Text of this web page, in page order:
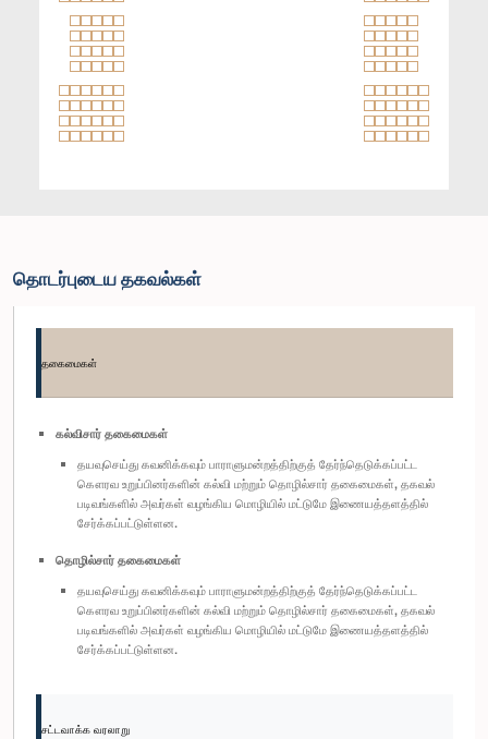
தொடர்புடைய தகவல்கள்
தகைமைகள்
கல்விசார் தகைமைகள்
தயவுசெய்து கவனிக்கவும் பாராளுமன்றத்திற்குத் தேர்ந்தெடுக்கப்பட்ட
கௌரவ உறுப்பினர்களின் கல்வி மற்றும் தொழில்சார் தகைமைகள், தகவல்
படிவங்களில் அவர்கள் வழங்கிய மொழியில் மட்டுமே இணையத்தளத்தில்
சேர்க்கப்பட்டுள்ளன.
தொழில்சார் தகைமைகள்
தயவுசெய்து கவனிக்கவும் பாராளுமன்றத்திற்குத் தேர்ந்தெடுக்கப்பட்ட
கௌரவ உறுப்பினர்களின் கல்வி மற்றும் தொழில்சார் தகைமைகள், தகவல்
படிவங்களில் அவர்கள் வழங்கிய மொழியில் மட்டுமே இணையத்தளத்தில்
சேர்க்கப்பட்டுள்ளன.
சட்டவாக்க வரலாறு